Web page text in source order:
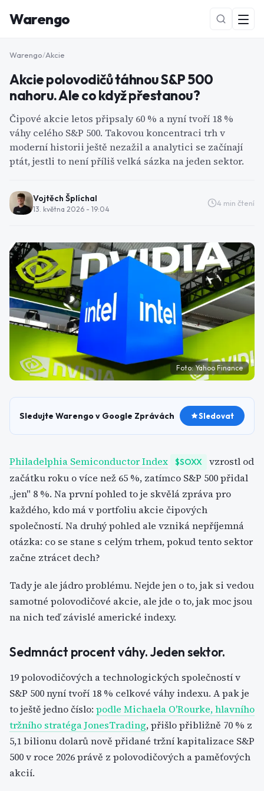
Warengo
NOVÉ
Warengo/Akcie
Akcie polovodičů táhnou S&P 500
nahoru. Ale co když přestanou?
Čipové akcie letos připsaly 60 % a nyní tvoří 18 %
váhy celého S&P 500. Takovou koncentraci trh v
moderní historii ještě nezažil a analytici se začínají
ptát, jestli to není příliš velká sázka na jeden sektor.
Vojtěch Šplíchal
13. května 2026 - 19:04
4 min čtení
Foto:Yahoo Finance
Sledujte Warengo v Google Zprávách Sledovat
Philadelphia Semiconductor Index $SOXX
vzrostl od
začátku roku o více než 65 %, zatímco S&P 500 přidal
„jen" 8 %. Na první pohled to je skvělá zpráva pro
každého, kdo má v portfoliu akcie čipových
společností. Na druhý pohled ale vzniká nepříjemná
otázka: co se stane s celým trhem, pokud tento sektor
začne ztrácet dech?
Tady je ale jádro problému. Nejde jen o to, jak si vedou
samotné polovodičové akcie, ale jde o to, jak moc jsou
na nich teď závislé americké indexy.
Sedmnáct procent váhy. Jeden sektor.
19 polovodičových a technologických společností v
S&P 500 nyní tvoří 18 % celkové váhy indexu. A pak je
to ještě jedno číslo: podle Michaela O'Rourke, hlavního
tržního stratéga JonesTrading, přišlo přibližně 70 % z
5,1 bilionu dolarů nově přidané tržní kapitalizace S&P
500 v roce 2026 právě z polovodičových a paměťových
akcií.